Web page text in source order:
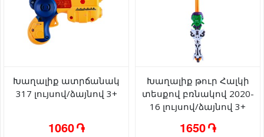
Խաղալիք ատրճանակ
317 լույսով/ձայնով 3+
1060 ֏
Խաղալիք թուր Հալկի
տեսքով բռնակով 2020-
16 լույսով/ձայնով 3+
1650 ֏